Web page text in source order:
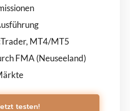
MT4/MT5
FMA (Neuseeland)
testen!